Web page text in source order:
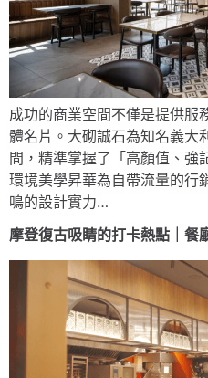
成功的商業空間不僅是提供服
體名片。大砌誠石為知名義大
間，精準掌握了「高顏值、強
環境美學昇華為自帶流量的行
鳴的設計實力…
摩登復古吸睛的打卡熱點｜餐